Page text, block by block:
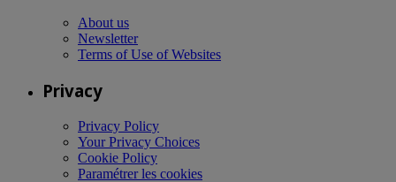
About us
Newsletter
Terms of Use of Websites
Privacy
Privacy Policy
Your Privacy Choices
Cookie Policy
Paramétrer les cookies